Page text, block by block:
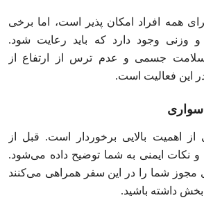
همه افراد امکان‌ پذیر است، اما برخی
وزنی وجود دارد که باید رعایت شود.
سلامت جسمی و عدم ترس از ارتفاع از
فعالیت است.
سواری
از اهمیت بالایی برخوردار است. قبل از
و نکات ایمنی به شما توضیح داده می‌شود.
مجوز شما را در این سفر همراهی می‌کنند
داشته باشید.